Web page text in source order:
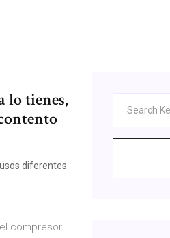
lo tienes,
diferentes
compresor